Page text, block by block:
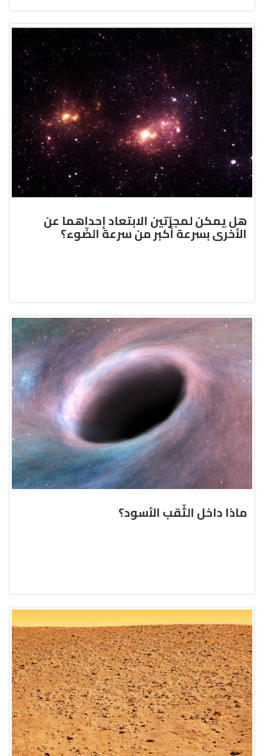
هل يمكن لمجرّتين الابتعاد إحداهما عن
الأخرى بسرعة أكبر من سرعة الضّوء؟
ماذا داخل الثّقب الأسود؟